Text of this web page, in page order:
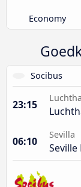
Economy
Socibus
23:15
06:10
Sevilla
Seville